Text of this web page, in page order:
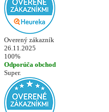
Overený zákazník
26.11.2025
100%
Odporúča obchod
Super.